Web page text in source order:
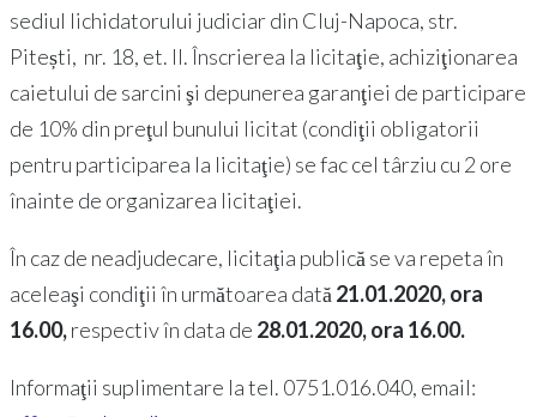
sediul lichidatorului judiciar din Cluj-Napoca, str.
Pitești, nr. 18, et. II. Înscrierea la licitaţie, achiziţionarea
caietului de sarcini şi depunerea garanţiei de participare
de 10% din preţul bunului licitat (condiţii obligatorii
pentru participarea la licitaţie) se fac cel târziu cu 2 ore
înainte de organizarea licitaţiei.
În caz de neadjudecare, licitaţia publică se va repeta în
aceleaşi condiţii în următoarea dată 21.01.2020, ora
16.00,respectiv în data de 28.01.2020, ora 16.00.
Informaţii suplimentare la tel. 0751.016.040, email: